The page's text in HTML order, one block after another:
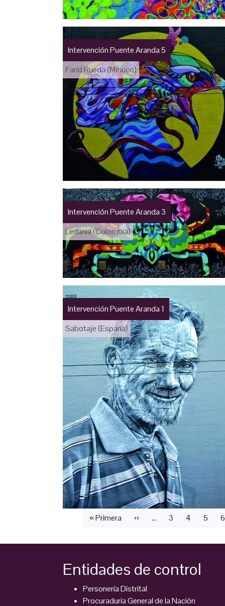
Intervención Puente Aranda 5
Farid Rueda (México)
Intervención Puente Aranda 3
Ledania (Colombia)
Intervención Puente Aranda 1
Sabotaje (España)
Paginación
Primera
« Primera
Página
‹‹ … Página
3 Página
4 Página
5 6
Entidades de control
Personería Distrital
Procuraduría General de la Nación